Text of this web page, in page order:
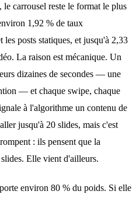
le carrousel reste le format le plus
1,92 % de taux
les posts statiques, et jusqu'à 2,33
La raison est mécanique. Un
dizaines de secondes — une
— et chaque swipe, chaque
à l'algorithme un contenu de
jusqu'à 20 slides, mais c'est
: ils pensent que la
Elle vient d'ailleurs.
environ 80 % du poids. Si elle